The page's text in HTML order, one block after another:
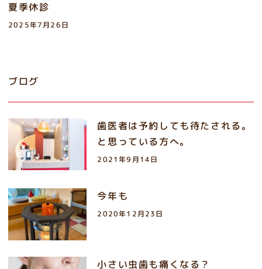
夏季休診
2025年7月26日
ブログ
歯医者は予約しても待たされる。
と思っている方へ。
2021年9月14日
今年も
2020年12月23日
小さい虫歯も痛くなる？